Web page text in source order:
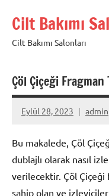
geçCilt Bakımı
Cilt Bakımı Salonları
Çöl Çiçeği
Eylül 28, 2023 admin
Bu makalede, Çöl
dublajlı olarak nasıl
verilecektir. Çöl
sahip olan ve